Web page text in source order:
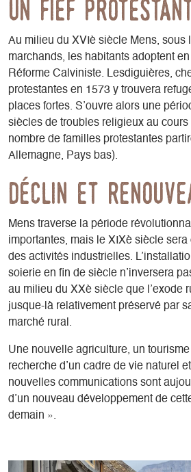
un fief
Au milieu du XVIè siècle Mens, sous
marchands, les habitants adoptent
Réforme Calviniste. Lesdiguières,
protestantes en 1573 y trouvera
places fortes. S’ouvre alors une
siècles de troubles religieux au cours
nombre de familles protestantes
Allemagne, Pays bas).
déclin et
Mens traverse la période
importantes, mais le XIXè siècle
des activités industrielles.
soierie en fin de siècle n’inversera
au milieu du XXè siècle que l’exode
jusque-là relativement préservé par
marché rural.
Une nouvelle agriculture, un
recherche d’un cadre de vie naturel
nouvelles communications sont
d’un nouveau développement de
demain ».